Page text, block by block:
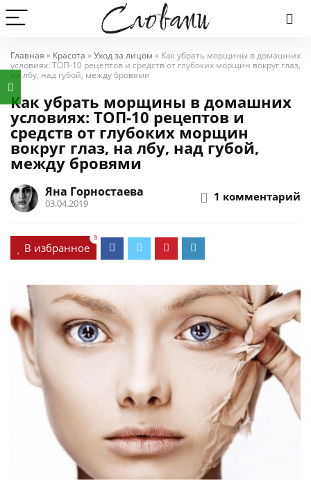
Главная » Красота »Уход за лицом » Как убрать морщины в домашних
условиях: ТОП-10 рецептов и средств от глубоких морщин вокруг глаз,
на лбу, над губой, между бровями
Как убрать морщины в домашних
условиях: ТОП-10 рецептов и
средств от глубоких морщин
вокруг глаз, на лбу, над губой,
между бровями
Яна Горностаева
03.04.2019 1 комментарий
В избранное
9